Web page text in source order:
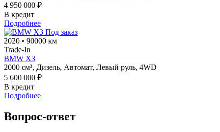
4 950 000 ₽
В кредит
Подробнее
Под заказ
2020 • 90000 км
Trade-In
BMW X3
2000 см³, Дизель, Автомат, Левый руль, 4WD
5 600 000 ₽
В кредит
Подробнее
Вопрос-ответ